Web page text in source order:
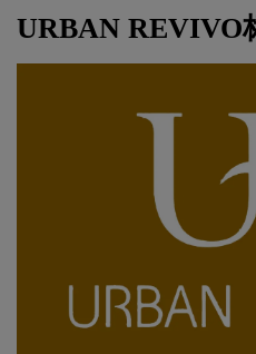
URBAN REVIVO